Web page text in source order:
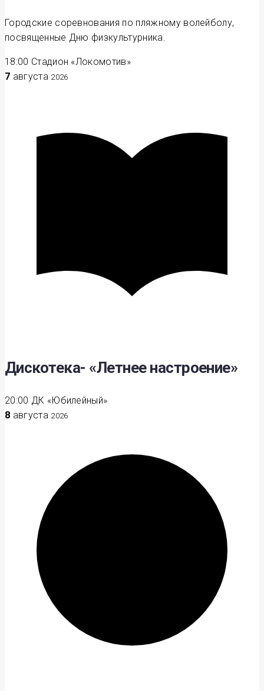
Городские соревнования по пляжному волейболу,
посвященные Дню физкультурника.
18:00 Стадион «Локомотив»
7 августа 2026
Дискотека- «Летнее настроение»
20:00 ДК «Юбилейный»
8 августа 2026